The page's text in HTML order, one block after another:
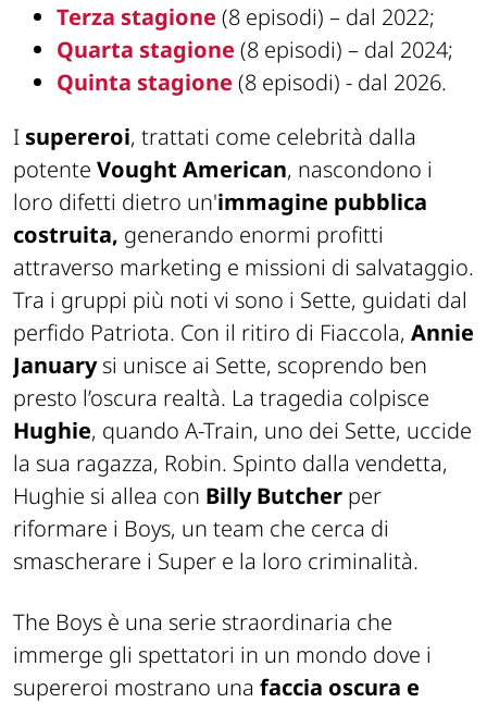
Terza stagione (8 episodi) – dal 2022;
Quarta stagione (8 episodi) – dal 2024;
Quinta stagione (8 episodi) - dal 2026.
I supereroi, trattati come celebrità dalla
potente Vought American, nascondono i
loro difetti dietro un'immagine pubblica
costruita, generando enormi profitti
attraverso marketing e missioni di salvataggio.
Tra i gruppi più noti vi sono i Sette, guidati dal
perfido Patriota. Con il ritiro di Fiaccola, Annie
Januarysi unisce ai Sette, scoprendo ben
presto l’oscura realtà. La tragedia colpisce
Hughie, quando A-Train, uno dei Sette, uccide
la sua ragazza, Robin. Spinto dalla vendetta,
Hughie si allea con Billy Butcher per
riformare i Boys, un team che cerca di
smascherare i Super e la loro criminalità.
The Boys è una serie straordinaria che
immerge gli spettatori in un mondo dove i
supereroi mostrano una faccia oscura e